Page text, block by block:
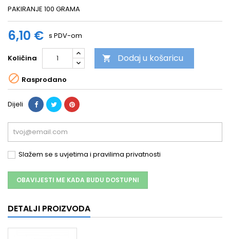
PAKIRANJE 100 GRAMA
6,10 € s PDV-om
Količina  Dodaj u košaricu
 Rasprodano
Dijeli
Slažem se s uvjetima i pravilima privatnosti
OBAVIJESTI ME KADA BUDU DOSTUPNI
DETALJI PROIZVODA